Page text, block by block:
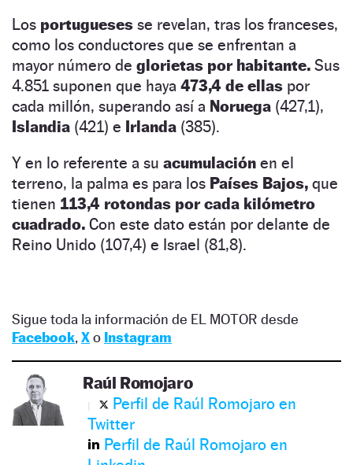
Los portugueses se revelan, tras los franceses,
como los conductores que se enfrentan a
mayor número de glorietas por habitante. Sus
4.851 suponen que haya 473,4 de ellas por
cada millón, superando así a Noruega (427,1),
Islandia (421) e Irlanda (385).
Y en lo referente a su acumulación en el
terreno, la palma es para los Países Bajos, que
tienen 113,4 rotondas por cada kilómetro
cuadrado. Con este dato están por delante de
Reino Unido (107,4) e Israel (81,8).
Sigue toda la información de EL MOTOR desde
Facebook, Xo Instagram
Raúl Romojaro
Perfil de Raúl Romojaro en
Twitter
Perfil de Raúl Romojaro en